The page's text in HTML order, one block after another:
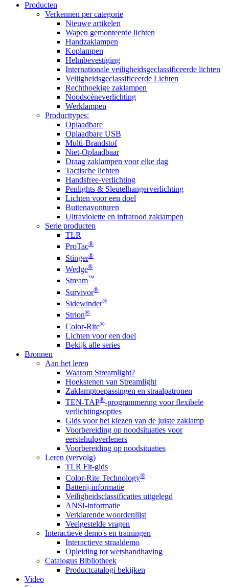
Producten
Verkennen per categorie
Nieuwe artikelen
Wapen gemonteerde lichten
Handzaklampen
Koplampen
Helmbevestiging
Internationale veiligheidsgeclassificeerde lichten
Veiligheidsgeclassificeerde Lichten
Rechthoekige zaklampen
Noodscèneverlichting
Werklampen
Producttypes:
Oplaadbare
Oplaadbare USB
Multi-Brandstof
Niet-Oplaadbaar
Draag zaklampen voor elke dag
Tactische lichten
Handsfree-verlichting
Penlights & Sleutelhangerverlichting
Lichten voor een doel
Buitenavonturen
Ultraviolette en infrarood zaklampen
Serie producten
TLR
ProTac®
Stinger®
Wedge®
Stream™
Survivor®
Sidewinder®
Strion®
Color-Rite®
Lichten voor een doel
Bekijk alle series
Bronnen
Aan het leren
Waarom Streamlight?
Hoekstenen van Streamlight
Zaklamptoepassingen en straalpatronen
TEN-TAP®-programmering voor flexibele
verlichtingsopties
Gids voor het kiezen van de juiste zaklamp
Voorbereiding op noodsituaties voor
eerstehulpverleners
Voorbereiding op noodsituaties
Leren (vervolg)
TLR Fit-gids
Color-Rite Technology®
Batterij-informatie
Veiligheidsclassificaties uitgelegd
ANSI-informatie
Verklarende woordenlijst
Veelgestelde vragen
Interactieve demo's en trainingen
Interactieve straaldemo
Opleiding tot wetshandhaving
Catalogus Bibliotheek
Productcatalogi bekijken
Video